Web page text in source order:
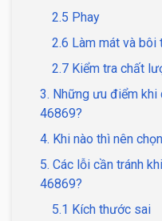
2.5 Phay
2.6 Làm mát và bôi
2.7 Kiểm tra chất
3. Những ưu điểm khi
46869?
4. Khi nào thì nên
5. Các lỗi cần tránh
46869?
5.1 Kích thước sai